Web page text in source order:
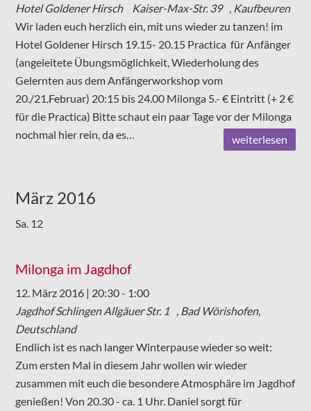
Hotel Goldener Hirsch Kaiser-Max-Str. 39 , Kaufbeuren
Wir laden euch herzlich ein, mit uns wieder zu tanzen! im
Hotel Goldener Hirsch 19.15- 20.15 Practica für Anfänger
(angeleitete Übungsmöglichkeit, Wiederholung des
Gelernten aus dem Anfängerworkshop vom
20./21.Februar) 20:15 bis 24.00 Milonga 5.- € Eintritt (+ 2 €
für die Practica) Bitte schaut ein paar Tage vor der Milonga
nochmal hier rein, da es…
weiterlesen
März 2016
Sa. 12
Milonga im Jagdhof
12. März 2016 | 20:30- 1:00
Jagdhof SchlingenAllgäuer Str. 1 , Bad Wörishofen,
Deutschland
Endlich ist es nach langer Winterpause wieder so weit:
Zum ersten Mal in diesem Jahr wollen wir wieder
zusammen mit euch die besondere Atmosphäre im Jagdhof
genießen! Von 20.30 - ca. 1 Uhr. Daniel sorgt für